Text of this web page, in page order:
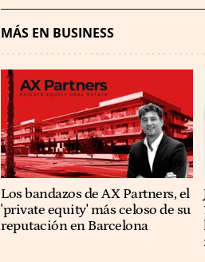
MÁS EN BUSINESS
Los bandazos de AX Partners, el
'private equity' más celoso de su
reputación en Barcelona